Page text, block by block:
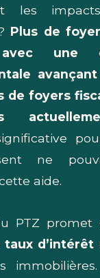
les
Plus de
une
de foyers
ne
aide.
PTZ promet
d’intérêt